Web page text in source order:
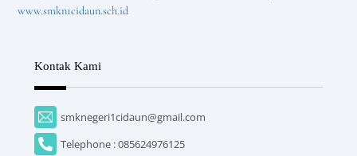
www.smkn1cidaun.sch.id
Kontak Kami
smknegeri1cidaun@gmail.com
Telephone : 085624976125